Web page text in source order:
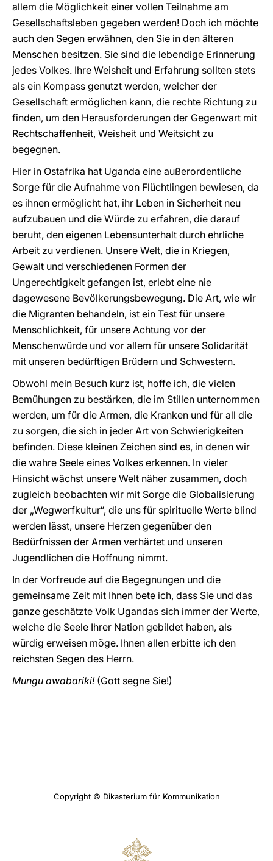
allem die Möglichkeit einer vollen Teilnahme am
Gesellschaftsleben gegeben werden! Doch ich möchte
auch den Segen erwähnen, den Sie in den älteren
Menschen besitzen. Sie sind die lebendige Erinnerung
jedes Volkes. Ihre Weisheit und Erfahrung sollten stets
als ein Kompass genutzt werden, welcher der
Gesellschaft ermöglichen kann, die rechte Richtung zu
finden, um den Herausforderungen der Gegenwart mit
Rechtschaffenheit, Weisheit und Weitsicht zu
begegnen.
Hier in Ostafrika hat Uganda eine außerordentliche
Sorge für die Aufnahme von Flüchtlingen bewiesen, da
es ihnen ermöglicht hat, ihr Leben in Sicherheit neu
aufzubauen und die Würde zu erfahren, die darauf
beruht, den eigenen Lebensunterhalt durch ehrliche
Arbeit zu verdienen. Unsere Welt, die in Kriegen,
Gewalt und verschiedenen Formen der
Ungerechtigkeit gefangen ist, erlebt eine nie
dagewesene Bevölkerungsbewegung. Die Art, wie wir
die Migranten behandeln, ist ein Test für unsere
Menschlichkeit, für unsere Achtung vor der
Menschenwürde und vor allem für unsere Solidarität
mit unseren bedürftigen Brüdern und Schwestern.
Obwohl mein Besuch kurz ist, hoffe ich, die vielen
Bemühungen zu bestärken, die im Stillen unternommen
werden, um für die Armen, die Kranken und für all die
zu sorgen, die sich in jeder Art von Schwierigkeiten
befinden. Diese kleinen Zeichen sind es, in denen wir
die wahre Seele eines Volkes erkennen. In vieler
Hinsicht wächst unsere Welt näher zusammen, doch
zugleich beobachten wir mit Sorge die Globalisierung
der „Wegwerfkultur“, die uns für spirituelle Werte blind
werden lässt, unsere Herzen gegenüber den
Bedürfnissen der Armen verhärtet und unseren
Jugendlichen die Hoffnung nimmt.
In der Vorfreude auf die Begegnungen und die
gemeinsame Zeit mit Ihnen bete ich, dass Sie und das
ganze geschätzte Volk Ugandas sich immer der Werte,
welche die Seele Ihrer Nation gebildet haben, als
würdig erweisen möge. Ihnen allen erbitte ich den
reichsten Segen des Herrn.
Mungu awabariki!(Gott segne Sie!)
Copyright © Dikasterium für Kommunikation